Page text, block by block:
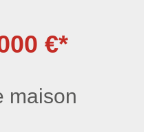
€*
maison